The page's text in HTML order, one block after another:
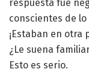
respuesta fue
conscientes de
¡Estaban en otra
¿Le suena
Esto es serio.